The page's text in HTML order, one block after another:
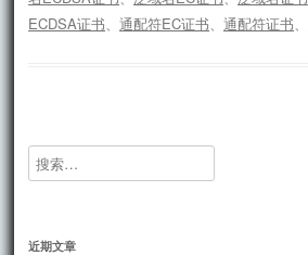
ECDSA证书 、通配符EC证书 、通配符证书
搜
索：
近期文章